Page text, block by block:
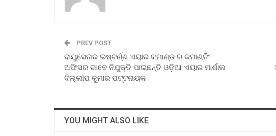
PREV POST
ବାୟୁସେନାର ଇଷ୍ଟର୍ଣ୍ଣ ଏୟାର କମାଣ୍ଡ ର କମାଣ୍ଡିଂ
ଅଫିସର ଭାବେ ନିଯୁକ୍ତି ପାଇଛନ୍ତି ଓଡ଼ିଆ ଏୟାର ମାର୍ଶାଲ
ଦିଲ୍ଲୀପ କୁମାର ପଟ୍ଟନାୟକ
YOU MIGHT ALSO LIKE